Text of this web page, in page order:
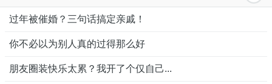
过年被催婚？三句话搞定亲戚！
你不必以为别人真的过得那么好
朋友圈装快乐太累？我开了个仅自己...